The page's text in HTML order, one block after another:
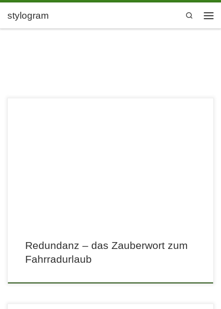
Zum Inhalt springen
stylogram
Search
Redundanz – das Zauberwort zum
Fahrradurlaub